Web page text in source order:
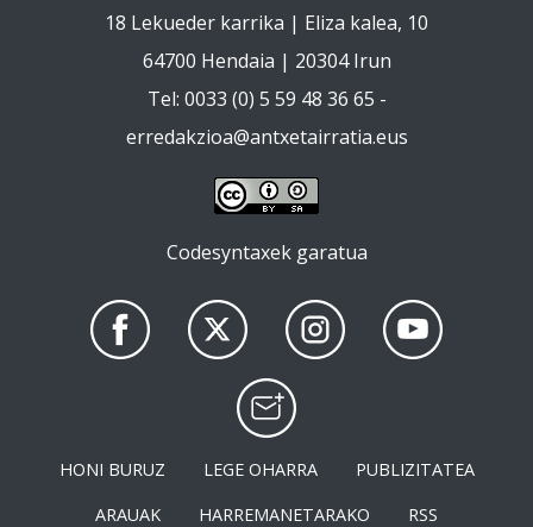
18 Lekueder karrika | Eliza kalea, 10
64700 Hendaia | 20304 Irun
Tel: 0033 (0) 5 59 48 36 65 -
erredakzioa@antxetairratia.eus
Codesyntaxek garatua
HONI BURUZ LEGE OHARRA
PUBLIZITATEA
ARAUAK
HARREMANETARAKO RSS